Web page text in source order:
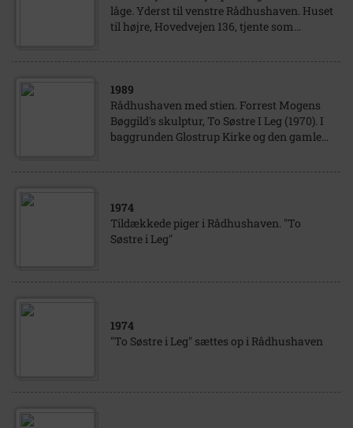
låge. Yderst til venstre Rådhushaven. Huset
til højre, Hovedvejen 136, tjente som...
1989
Rådhushaven med stien. Forrest Mogens
Bøggild's skulptur, To Søstre I Leg (1970). I
baggrunden Glostrup Kirke og den gamle...
1974
Tildækkede piger i Rådhushaven. "To
Søstre i Leg"
1974
"To Søstre i Leg" sættes op i Rådhushaven